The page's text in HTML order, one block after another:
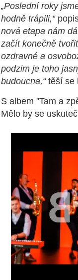
„Poslední roky
hodně trápili,“
nová etapa nám
začít konečně
ozdravné a
podzim je toho
budoucna,“těší se
S albem "Tam a
Mělo by se